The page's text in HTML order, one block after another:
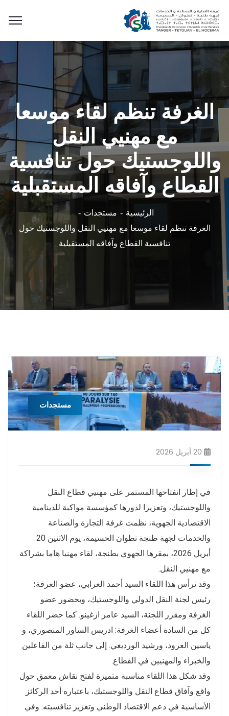
الغرفة تنظم لقاء موسعا
مع مهنيي النقل
واللوجستيك حول تنافسية
القطاع وآفاقه المستقبلية
الرئيسية مستجدات
الغرفة تنظم لقاء موسعا مع مهنيي النقل واللوجستيك حول
تنافسية القطاع وآفاقه المستقبلية
مستجدات
20 أبريل 2026
في إطار انفتاحها المستمر على مهنيي قطاع النقل
واللوجستيك، وتعزيزا لدورها كمؤسسة مواكبة للدينامية
الاقتصادية الجهوية، نظمت غرفة التجارة والصناعة
والخدمات لجهة طنجة تطوان الحسيمة، يوم الاثنين 20
أبريل 2026، بمقرها الجهوي بطنجة، لقاء مهنيا هاما بشراكة
مع مهنيي النقل.
وقد ترأس هذا اللقاء السيد أحمد الغرابي، عضو الغرفة؛
رئيس لجنة النقل الدولي واللوجستيك، وبحضور عضو
الغرفة ومقرر اللجنة، السيد عامر ازغينو. كما حضر اللقاء
كل من السادة أعضاء الغرفة: ادريس الساور المنصوري، و
ياسين العرود، ورشيد الورديغي. إلى جانب ثلة من الفاعلين
والخبراء والمهنيين في القطاع.
وقد شكل هذا اللقاء مناسبة متميزة لفتح نقاش معمق حول
واقع وآفاق قطاع النقل واللوجستيك، باعتباره أحد الركائز
الأساسية في دعم الاقتصاد الوطني وتعزيز تنافسيته. وفي